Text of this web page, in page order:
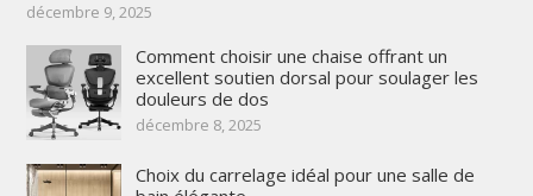
décembre 9, 2025
Comment choisir une chaise offrant un
excellent soutien dorsal pour soulager les
douleurs de dos
décembre 8, 2025
Choix du carrelage idéal pour une salle de